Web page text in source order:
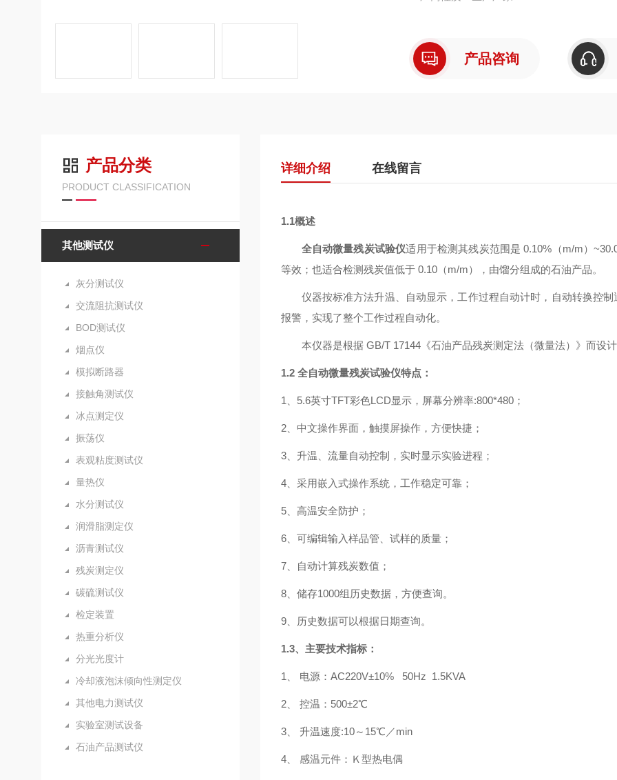
产品咨询
产品分类
PRODUCT CLASSIFICATION
其他测试仪
灰分测试仪
交流阻抗测试仪
BOD测试仪
烟点仪
模拟断路器
接触角测试仪
冰点测定仪
振荡仪
表观粘度测试仪
量热仪
水分测试仪
润滑脂测定仪
沥青测试仪
残炭测定仪
碳硫测试仪
检定装置
热重分析仪
分光光度计
冷却液泡沫倾向性测定仪
其他电力测试仪
实验室测试设备
石油产品测试仪
详细介绍 在线留言
1.1概述
全自动微量残炭试验仪适用于检测其残炭范围是 0.10%（m/m）
等效；也适合检测残炭值低于 0.10（m/m），由馏分组成的石油产品。
仪器按标准方法升温、自动显示，工作过程自动计时，自动转换控
报警，实现了整个工作过程自动化。
本仪器是根据 GB/T 17144《石油产品残炭测定法（微量法）》而设
1.2 全自动微量残炭试验仪特点：
1、5.6英寸TFT彩色LCD显示，屏幕分辨率:800*480；
2、中文操作界面，触摸屏操作，方便快捷；
3、升温、流量自动控制，实时显示实验进程；
4、采用嵌入式操作系统，工作稳定可靠；
5、高温安全防护；
6、可编辑输入样品管、试样的质量；
7、自动计算残炭数值；
8、储存1000组历史数据，方便查询。
9、历史数据可以根据日期查询。
1.3、主要技术指标：
1、 电源：AC220V±10% 50Hz 1.5KVA
2、 控温：500±2℃
3、 升温速度:10～15℃／min
4、 感温元件：Ｋ型热电偶